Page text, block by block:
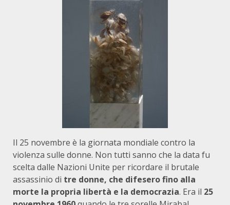
Il 25 novembre è la giornata mondiale contro la
violenza sulle donne. Non tutti sanno che la data fu
scelta dalle Nazioni Unite per ricordare il brutale
assassinio di tre donne, che difesero fino alla
morte la propria libertà e la democrazia. Era il 25